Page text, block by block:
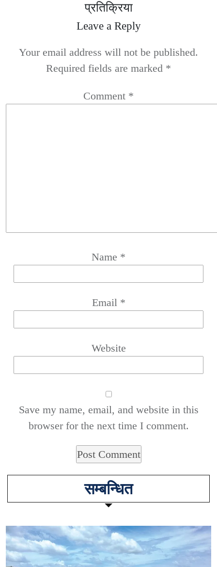
प्रतिक्रिया
Leave a Reply
Your email address will not be published.
Required fields are marked *
Comment *
Name *
Email *
Website
Save my name, email, and website in this
browser for the next time I comment.
सम्बन्धित